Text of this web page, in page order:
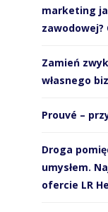
marketing
zawodowej?
Zamień
własnego
Prouvé –
Droga
umysłem.
ofercie LR